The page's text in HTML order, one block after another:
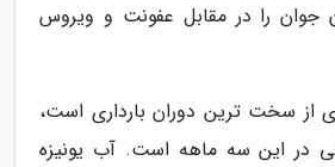
جوان را در مقابل عفونت و ویروس
از سخت ترین دوران بارداری است،
در این سه ماهه است. آب یونیزه